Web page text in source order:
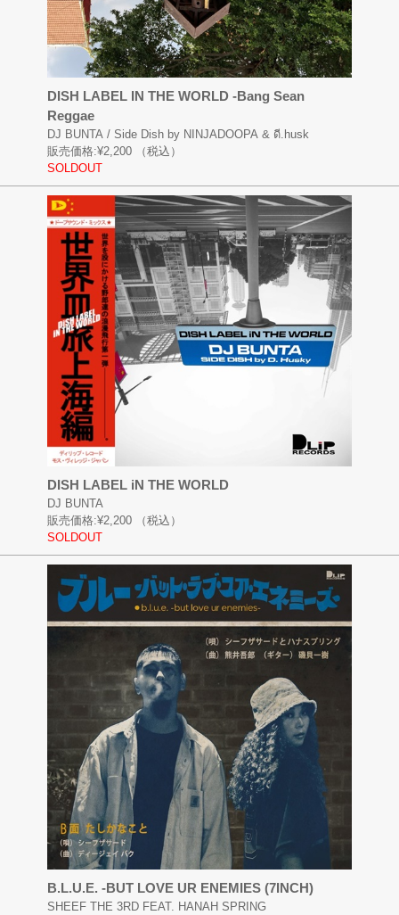
DISH LABEL IN THE WORLD -Bang Sean
Reggae
DJ BUNTA / Side Dish by NINJADOOPA & ดี.husk
販売価格:¥2,200
（税込）
SOLDOUT
DISH LABEL iN THE WORLD
DJ BUNTA
販売価格:¥2,200
（税込）
SOLDOUT
B.L.U.E. -BUT LOVE UR ENEMIES (7INCH)
SHEEF THE 3RD FEAT. HANAH SPRING